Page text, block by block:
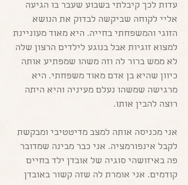
עדות לכך קיבלתי בשבוע שעבר בו הגיעה
אליי לקוחה שביקשה לבדוק את הנושא
הזוגי והמשפחתי בחייה. היא מאוד מעוניינת
למצוא זוגיות אבל בנוגע לילדים הרצון שלה
לא ממש ברור לה וזה משהו שמפתיע אותה
כיוון שהיא בן אדם מאוד משפחתי. היא
מרגישה שמשהו נעלם מעיניה והיא היתה
רוצה להבין אותו.
אני מכניסה אותה למצב מדיטטיבי ומבקשת
לקבל אינפורמציה. אני כבר מבינה שמדובר
פה באיזושהי סוגיה של אובדן ילד בחיים
קודמים. אני אומרת לה שזה קשור באובדן